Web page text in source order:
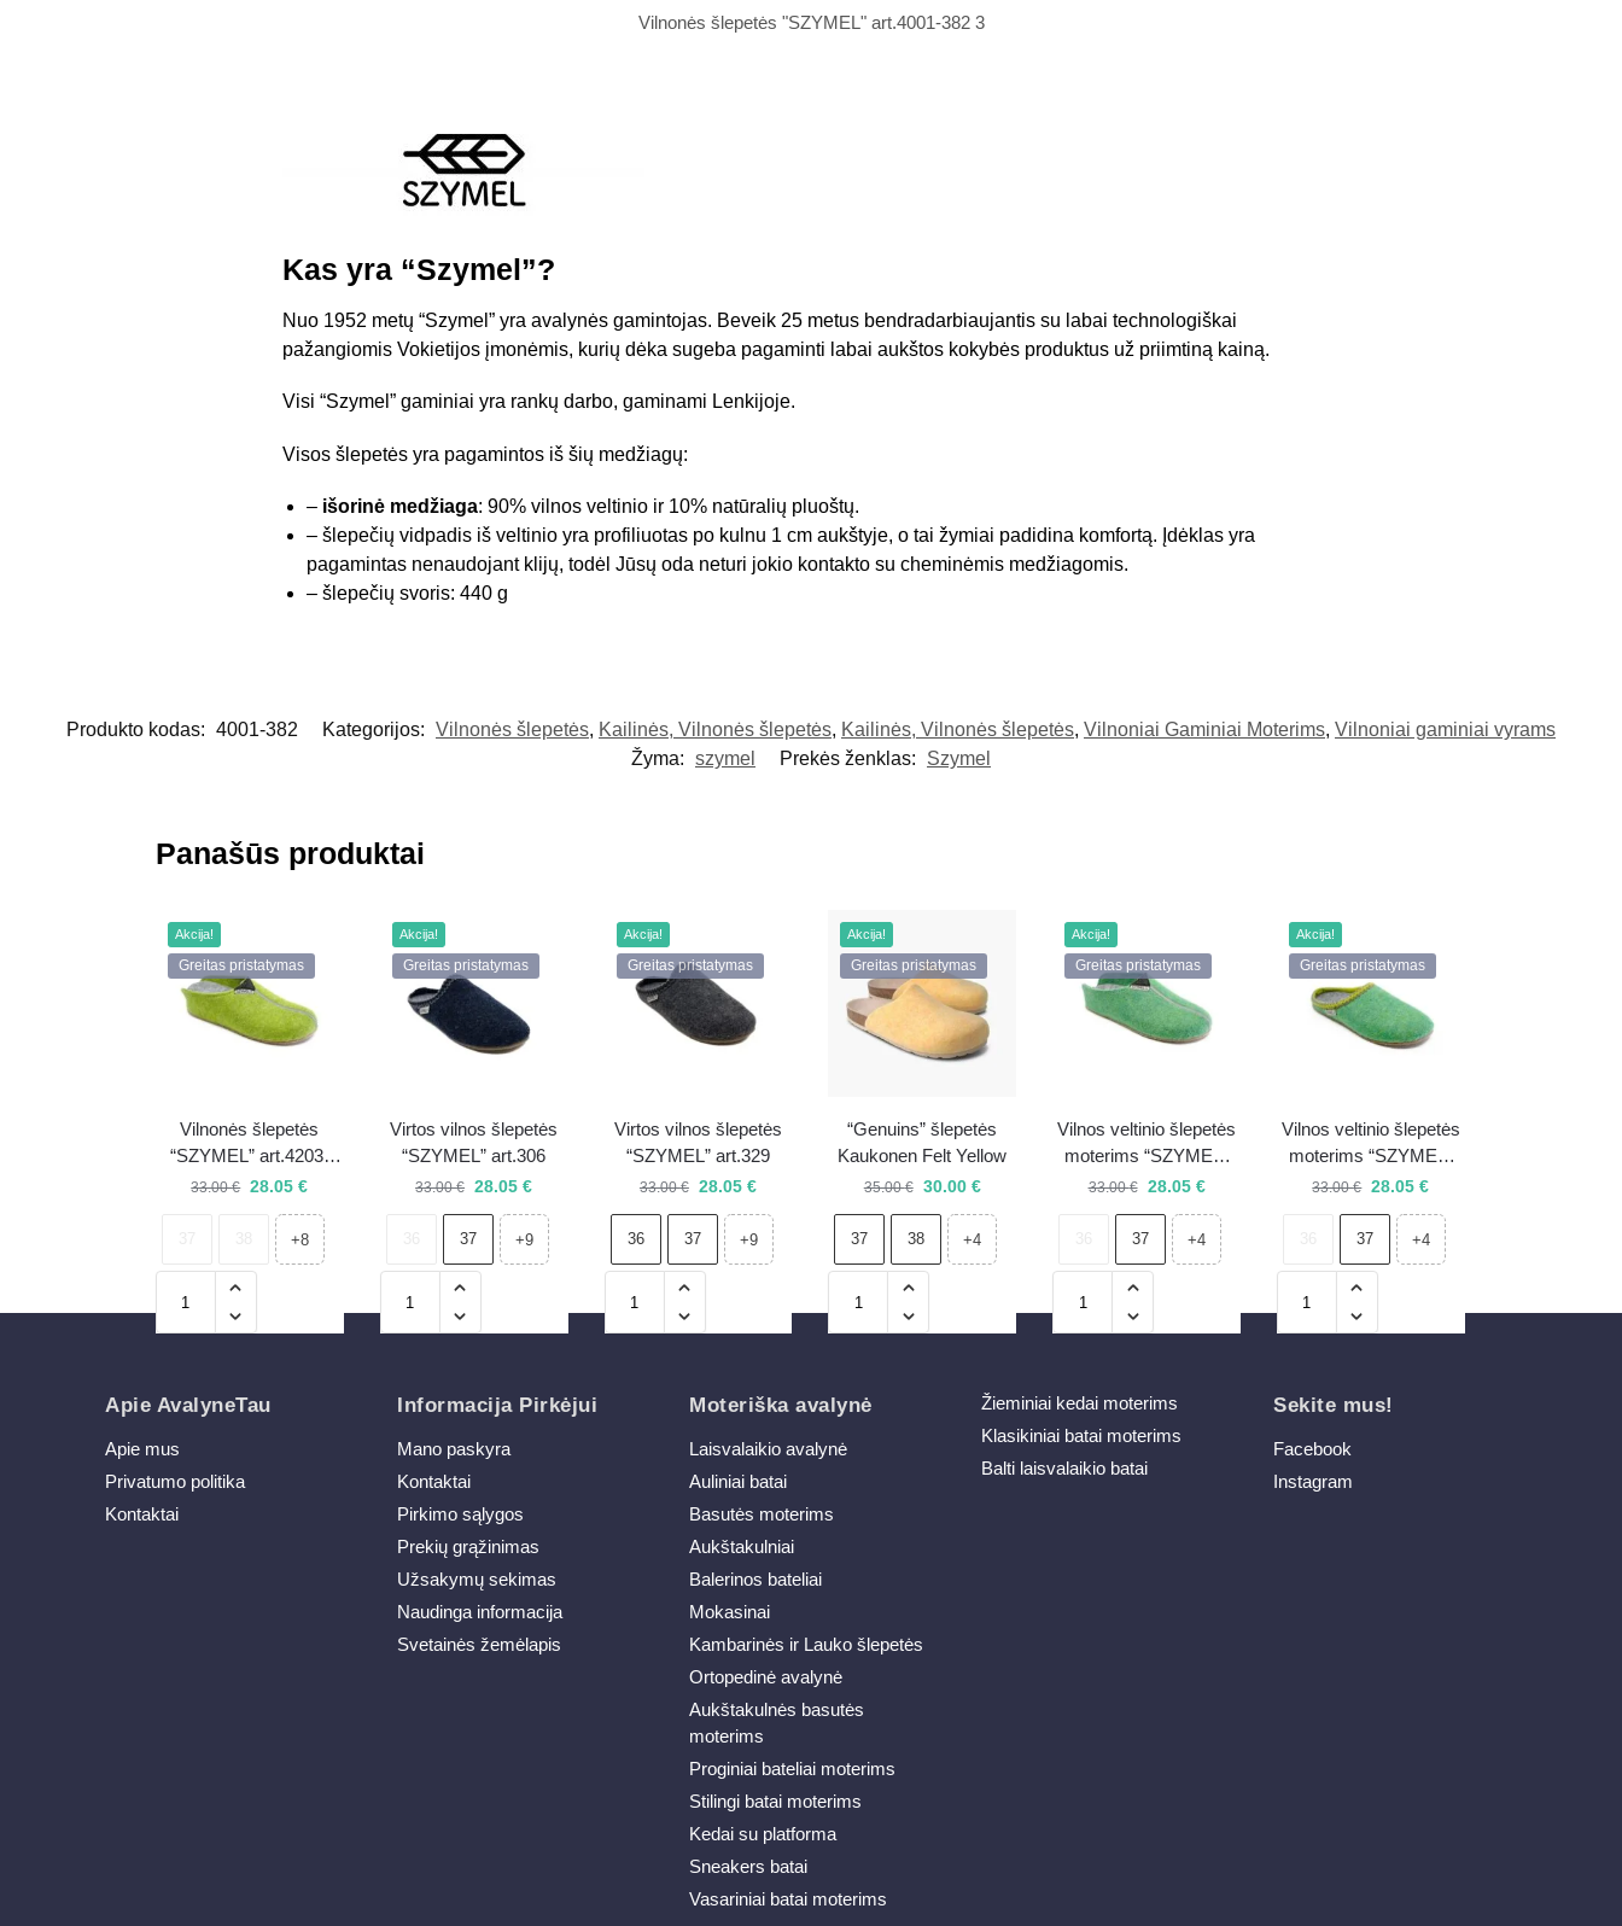
Vilnonės šlepetės "SZYMEL" art.4001-382 3
Kas yra “Szymel”?
Nuo 1952 metų “Szymel” yra avalynės gamintojas. Beveik 25 metus bendradarbiaujantis su labai technologiškai
pažangiomis Vokietijos įmonėmis, kurių dėka sugeba pagaminti labai aukštos kokybės produktus už priimtiną kainą.
Visi “Szymel” gaminiai yra rankų darbo, gaminami Lenkijoje.
Visos šlepetės yra pagamintos iš šių medžiagų:
– išorinė medžiaga: 90% vilnos veltinio ir 10% natūralių pluoštų.
– šlepečių vidpadis iš veltinio yra profiliuotas po kulnu 1 cm aukštyje, o tai žymiai padidina komfortą. Įdėklas yra
pagamintas nenaudojant klijų, todėl Jūsų oda neturi jokio kontakto su cheminėmis medžiagomis.
– šlepečių svoris: 440 g
Produkto kodas: 4001-382 Kategorijos: Vilnonės šlepetės, Kailinės, Vilnonės šlepetės, Kailinės, Vilnonės šlepetės, Vilnoniai Gaminiai Moterims, Vilnoniai gaminiai vyrams
Žyma: szymel Prekės ženklas: Szymel
Panašūs produktai
Akcija!
Greitas pristatymas
Vilnonės šlepetės
“SZYMEL” art.4203-
515
33.00€ 28.05€
+8
Akcija!
Greitas pristatymas
Virtos vilnos šlepetės
“SZYMEL” art.306
33.00€ 28.05€
37 +9
Akcija!
Greitas pristatymas
Virtos vilnos šlepetės
“SZYMEL” art.329
33.00€ 28.05 €
36 37 +9
Akcija!
Greitas pristatymas
“Genuins” šlepetės
Kaukonen Felt Yellow
35.00€ 30.00 €
37 38 +4
Akcija!
Greitas pristatymas
Vilnos veltinio šlepetės
moterims “SZYMEL”
art.4203-962
33.00€ 28.05 €
37 +4
Akcija!
Greitas pristatymas
Vilnos veltinio šlepetės
moterims “SZYMEL”
art.4001-962
33.00€ 28.05€
37 +4
Apie AvalyneTau
Apie mus
Privatumo politika
Kontaktai
Informacija Pirkėjui
Mano paskyra
Kontaktai
Pirkimo sąlygos
Prekių grąžinimas
Užsakymų sekimas
Naudinga informacija
Svetainės žemėlapis
Moteriška avalynė
Laisvalaikio avalynė
Auliniai batai
Basutės moterims
Aukštakulniai
Balerinos bateliai
Mokasinai
Kambarinės ir Lauko šlepetės
Ortopedinė avalynė
Aukštakulnės basutės
moterims
Proginiai bateliai moterims
Stilingi batai moterims
Kedai su platforma
Sneakers batai
Vasariniai batai moterims
Žieminiai kedai moterims
Klasikiniai batai moterims
Balti laisvalaikio batai
Sekite mus!
Facebook
Instagram